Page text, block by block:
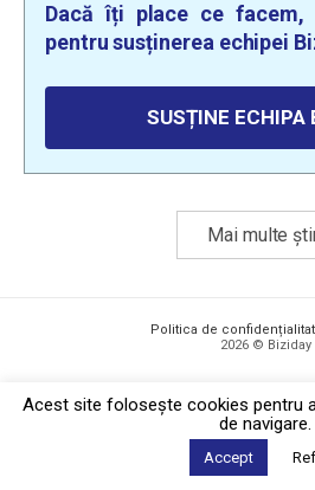
Dacă îți place ce
pentru susținerea echipei
SUSȚINE ECHIPA
Mai multe
Politica de
2026 © Biziday
Acest site foloseşte cookies pentru
de navigare.
Accept